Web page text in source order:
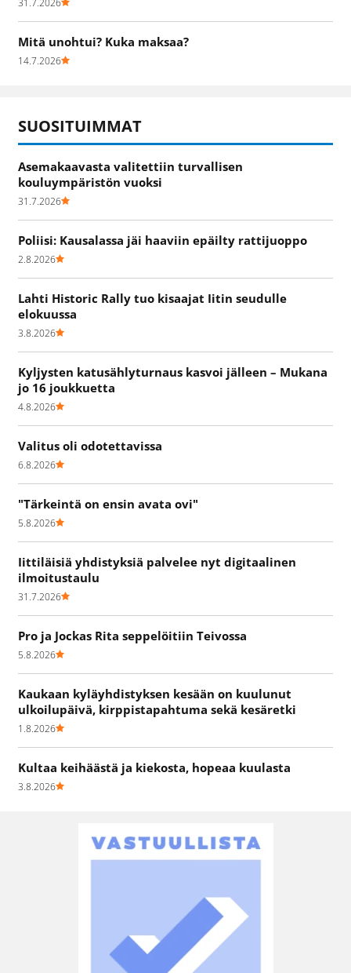
31.7.2026
Mitä unohtui? Kuka maksaa?
14.7.2026
SUOSITUIMMAT
Asemakaavasta valitettiin turvallisen
kouluympäristön vuoksi
31.7.2026
Poliisi: Kausalassa jäi haaviin epäilty rattijuoppo
2.8.2026
Lahti Historic Rally tuo kisaajat Iitin seudulle
elokuussa
3.8.2026
Kyljysten katusählyturnaus kasvoi jälleen – Mukana
jo 16 joukkuetta
4.8.2026
Valitus oli odotettavissa
6.8.2026
"Tärkeintä on ensin avata ovi"
5.8.2026
Iittiläisiä yhdistyksiä palvelee nyt digitaalinen
ilmoitustaulu
31.7.2026
Pro ja Jockas Rita seppelöitiin Teivossa
5.8.2026
Kaukaan kyläyhdistyksen kesään on kuulunut
ulkoilupäivä, kirppistapahtuma sekä kesäretki
1.8.2026
Kultaa keihäästä ja kiekosta, hopeaa kuulasta
3.8.2026